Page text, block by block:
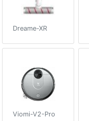
Dreame-XR
Viomi-V2-Pro